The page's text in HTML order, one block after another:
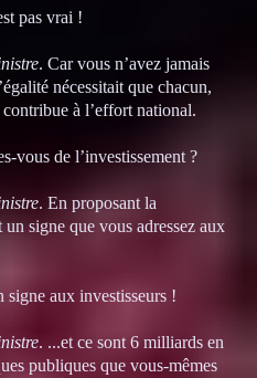
pas vrai !
. Car vous n’avez jamais
nécessitait que chacun,
à l’effort national.
vous de l’investissement ?
. En proposant la
signe que vous adressez aux
signe aux investisseurs !
. ...et ce sont 6 milliards en
publiques que vous-mêmes